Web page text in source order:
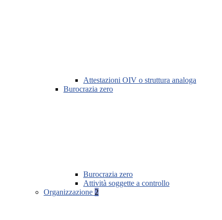
Attestazioni OIV o struttura analoga
Burocrazia zero
Burocrazia zero
Attività soggette a controllo
Organizzazione 2